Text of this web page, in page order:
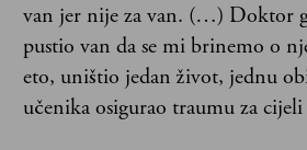
van jer nije za van. (…) Doktor
pustio van da se mi brinemo o
eto, uništio jedan život, jednu
učenika osigurao traumu za